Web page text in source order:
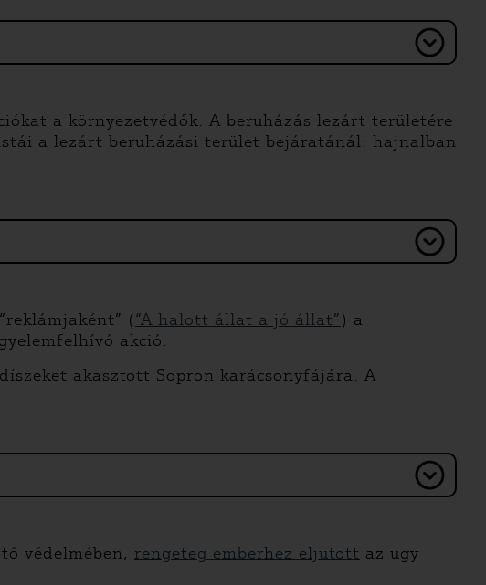
a környezetvédők. A beruházás lezárt területére
a lezárt beruházási terület bejáratánál: hajnalban
(“A halott állat a jó állat”) a
akció.
akasztott Sopron karácsonyfájára. A
védelmében, rengeteg emberhez eljutott az ügy